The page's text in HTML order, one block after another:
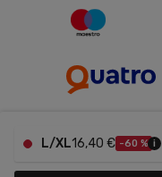
L/XL16,40 € -60 % i